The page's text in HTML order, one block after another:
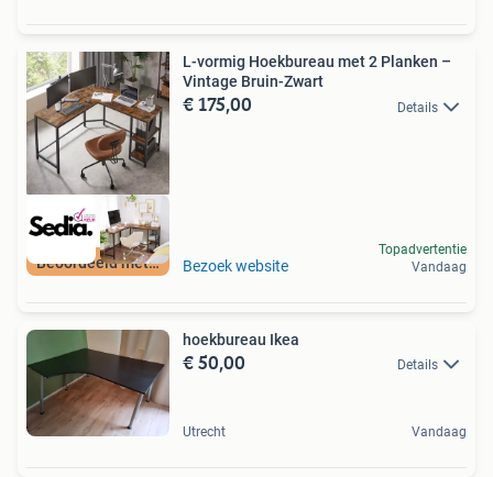
Beoordeeld met 9+
L-vormig Hoekbureau met 2 Planken –
Vintage Bruin-Zwart
€ 175,00 Details
Bezoek website
Topadvertentie
Vandaag
hoekbureau Ikea
€ 50,00 Details
Utrecht Vandaag